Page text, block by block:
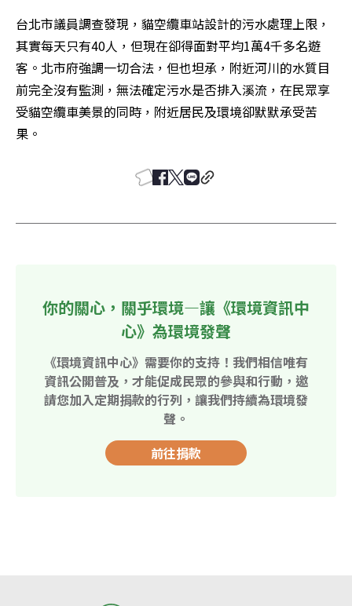
台北市議員調查發現，貓空纜車站設計的污水處理上限，
其實每天只有40人，但現在卻得面對平均1萬4千多名遊
客。北市府強調一切合法，但也坦承，附近河川的水質目
前完全沒有監測，無法確定污水是否排入溪流，在民眾享
受貓空纜車美景的同時，附近居民及環境卻默默承受苦
果。
你的關心，關乎環境—讓《環境資訊中
心》為環境發聲
《環境資訊中心》需要你的支持！我們相信唯有
資訊公開普及，才能促成民眾的參與和行動，邀
請您加入定期捐款的行列，讓我們持續為環境發
聲。
前往捐款